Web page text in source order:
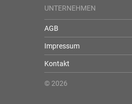
UNTERNEHMEN
AGB
Impressum
Kontakt
© 2026